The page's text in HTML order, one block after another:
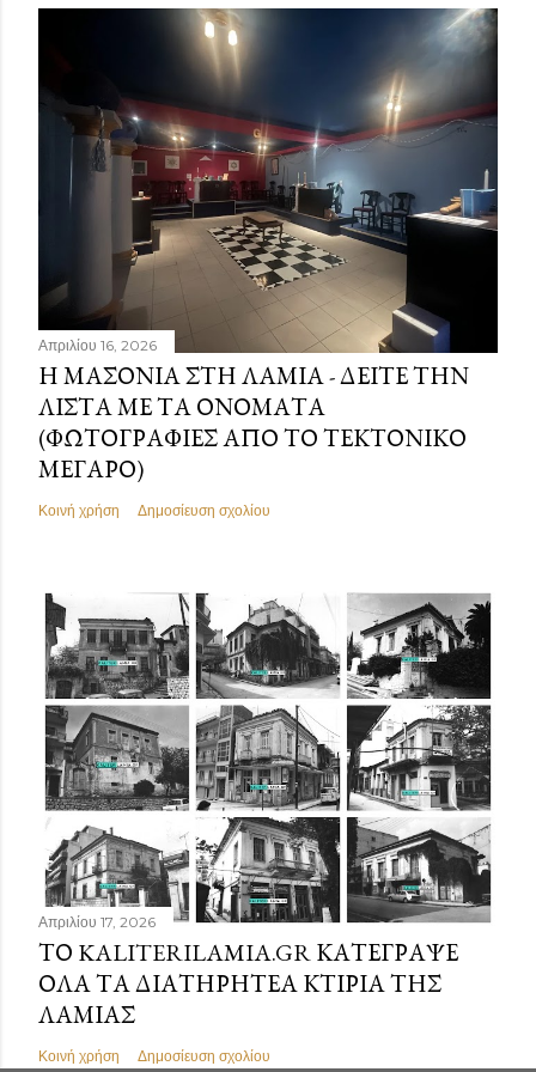
Απριλίου 16, 2026
Η ΜΑΣΟΝΊΑ ΣΤΗ ΛΑΜΊΑ - ΔΕΊΤΕ ΤΗΝ
ΛΊΣΤΑ ΜΕ ΤΑ ΟΝΌΜΑΤΑ
(ΦΩΤΟΓΡΑΦΊΕΣ ΑΠΌ ΤΟ ΤΕΚΤΟΝΙΚΌ
ΜΈΓΑΡΟ)
Κοινή χρήση Δημοσίευση σχολίου
Απριλίου 17, 2026
ΤΟ KALITERILAMIA.GR ΚΑΤΈΓΡΑΨΕ
ΌΛΑ ΤΑ ΔΙΑΤΗΡΗΤΈΑ ΚΤΊΡΙΑ ΤΗΣ
ΛΑΜΊΑΣ
Κοινή χρήση Δημοσίευση σχολίου